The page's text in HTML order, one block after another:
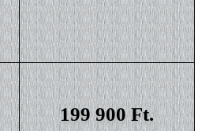
199 900 Ft.